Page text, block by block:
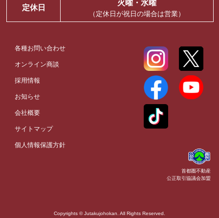
定休日
火曜・水曜
（定休日が祝日の場合は営業）
各種お問い合わせ
オンライン商談
採用情報
お知らせ
会社概要
サイトマップ
個人情報保護方針
首都圏不動産
公正取引協議会加盟
Copyrights © Jutakujohokan. All Rights Reserved.